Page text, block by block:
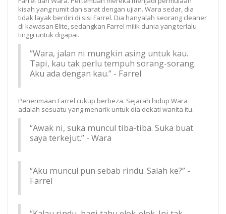
kisah yang rumit dan sarat dengan ujian. Wara sedar, dia
tidak layak berdiri di sisi Farrel. Dia hanyalah seorang cleaner
di kawasan Elite, sedangkan Farrel milik dunia yang terlalu
tinggi untuk digapai.
“Wara, jalan ni mungkin asing untuk kau.
Tapi, kau tak perlu tempuh sorang-sorang.
Aku ada dengan kau.” - Farrel
Penerimaan Farrel cukup berbeza. Sejarah hidup Wara
adalah sesuatu yang menarik untuk dia dekati wanita itu.
“Awak ni, suka muncul tiba-tiba. Suka buat
saya terkejut.” - Wara
“Aku muncul pun sebab rindu. Salah ke?” -
Farrel